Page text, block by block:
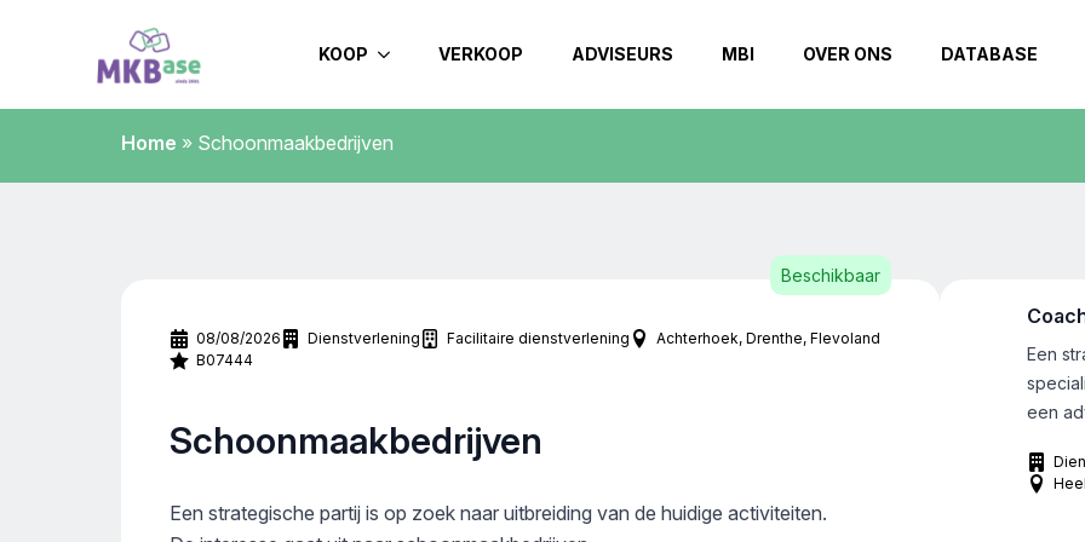
KOOP VERKOOP ADVISEURS MBI OVER ONS DATABASE
Home » Schoonmaakbedrijven
08/08/2026 Dienstverlening Facilitaire dienstverlening Achterhoek Drenthe Flevoland
B07444
Schoonmaakbedrijven
Een strategische partij is op zoek naar uitbreiding van de huidige activiteiten.
Beschikbaar
Een
een